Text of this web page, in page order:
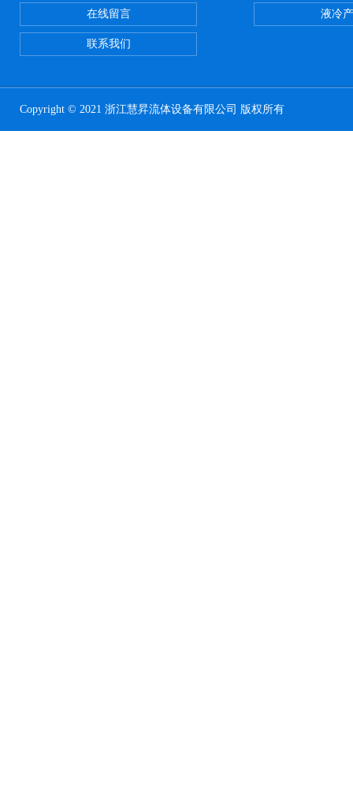
在线留言
联系我们
液冷
Copyright © 2021 浙江慧昇流体设备有限公司 版权所有